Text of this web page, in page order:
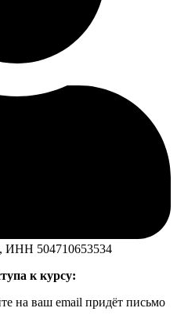
ИНН 504710653534
к курсу:
на ваш email придёт письмо